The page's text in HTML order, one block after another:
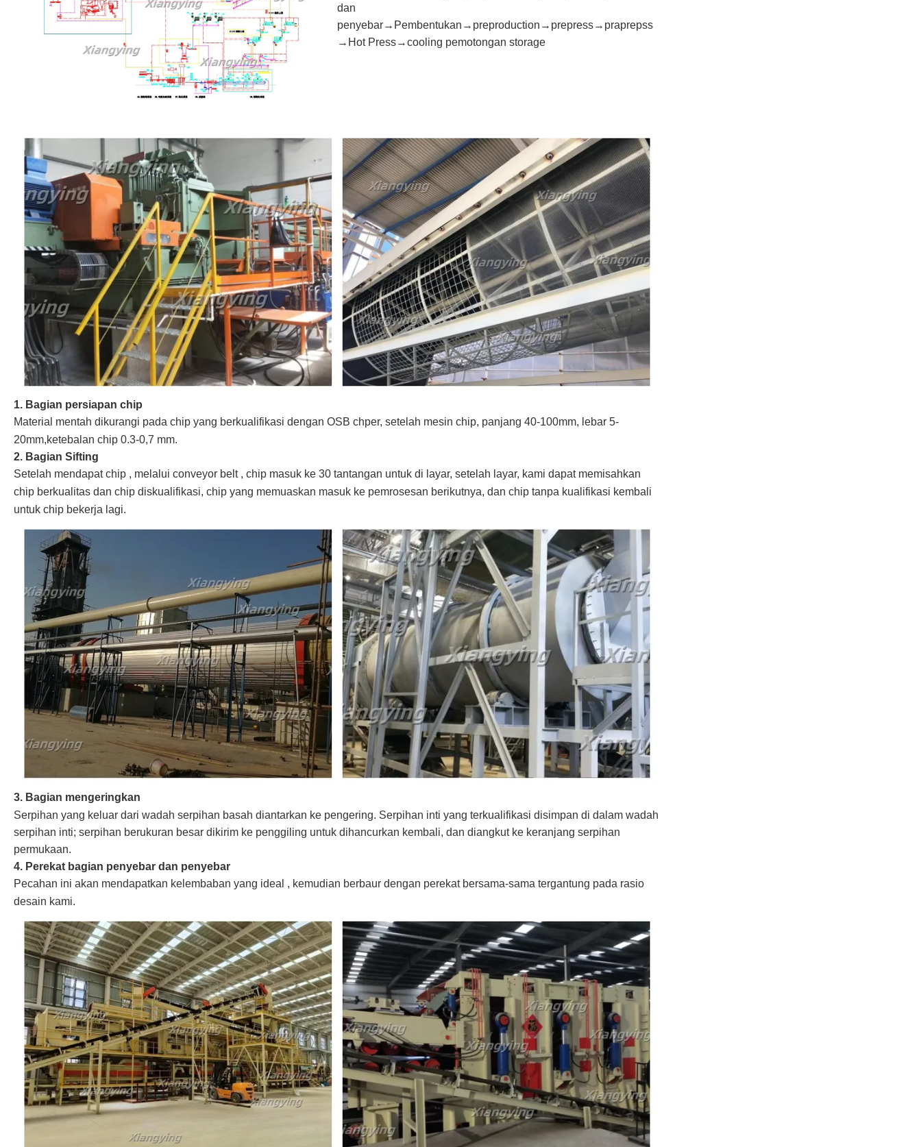
dan
penyebar→Pembentukan→preproduction→prepress→praprepss
→Hot Press→cooling pemotongan storage
1. Bagian persiapan chip
Material mentah dikurangi pada chip yang berkualifikasi dengan OSB chper, setelah mesin chip, panjang 40-100mm, lebar 5-
20mm,ketebalan chip 0.3-0,7 mm.
2. Bagian Sifting
Setelah mendapat chip , melalui conveyor belt , chip masuk ke 30 tantangan untuk di layar, setelah layar, kami dapat memisahkan
chip berkualitas dan chip diskualifikasi, chip yang memuaskan masuk ke pemrosesan berikutnya, dan chip tanpa kualifikasi kembali
untuk chip bekerja lagi.
3. Bagian mengeringkan
Serpihan yang keluar dari wadah serpihan basah diantarkan ke pengering. Serpihan inti yang terkualifikasi disimpan di dalam wadah
serpihan inti; serpihan berukuran besar dikirim ke penggiling untuk dihancurkan kembali, dan diangkut ke keranjang serpihan
permukaan.
4. Perekat bagian penyebar dan penyebar
Pecahan ini akan mendapatkan kelembaban yang ideal , kemudian berbaur dengan perekat bersama-sama tergantung pada rasio
desain kami.